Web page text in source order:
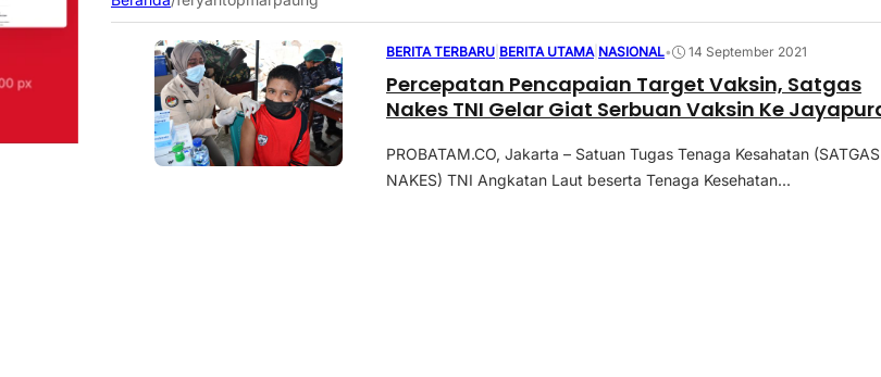
BERITA TERBARU BERITA UTAMA NASIONAL• 14 September 2021
Percepatan Pencapaian Target Vaksin, Satgas
Nakes TNI Gelar Giat Serbuan Vaksin Ke
PROBATAM.CO, Jakarta – Satuan Tugas Tenaga Kesahatan (SATGAS
NAKES) TNI Angkatan Laut beserta Tenaga Kesehatan...